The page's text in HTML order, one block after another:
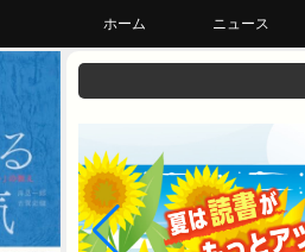
ホーム ニュース